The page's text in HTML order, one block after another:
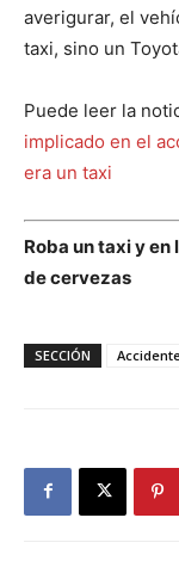
averigurar, el
taxi, sino un
Puede leer la
implicado en el
era un taxi
Roba un taxi y
de cervezas
SECCIÓN